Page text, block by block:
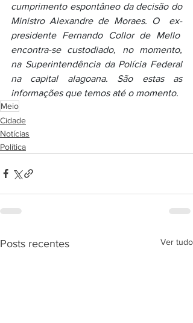
cumprimento espontâneo da decisão do
Ministro Alexandre de Moraes. O  ex-
presidente Fernando Collor de Mello
encontra-se custodiado, no momento,
na Superintendência da Polícia Federal
na capital alagoana. São estas as
informações que temos até o momento.
Meio
Cidade
Notícias
Política
Posts recentes Ver tudo